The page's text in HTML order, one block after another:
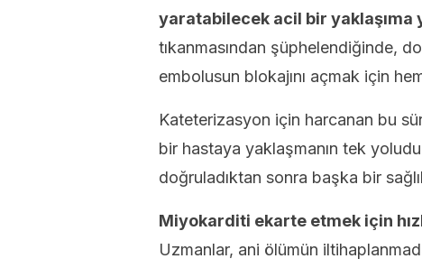
yaratabilecek acil bir yaklaşıma
tıkanmasından şüphelendiğinde,
embolusun blokajını açmak için
Kateterizasyon için harcanan bu
bir hastaya yaklaşmanın tek
doğruladıktan sonra başka bir
Miyokarditi ekarte etmek için
Uzmanlar, ani ölümün